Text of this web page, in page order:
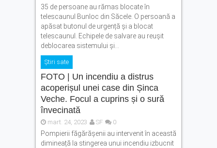
35 de persoane au rămas blocate în
telescaunul Bunloc din Săcele. O persoană a
apăsat butonul de urgență și a blocat
telescaunul. Echipele de salvare au reușit
deblocarea sistemului și...
Știri sate
FOTO | Un incendiu a distrus
acoperișul unei case din Șinca
Veche. Focul a cuprins și o sură
învecinată
mart. 24, 2023 SF 0
Pompierii făgărășenii au intervenit în această
dimineață la stingerea unui incendiu izbucnit